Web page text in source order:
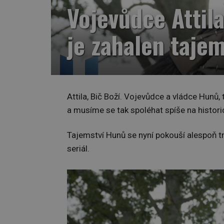
Vojevůdce
je zahalen
Attila, Bič Boží. Vojevůdce a vládce
a musíme se tak spoléhat spíše na
Tajemství Hunů se nyní pokouší alespoň
seriál.